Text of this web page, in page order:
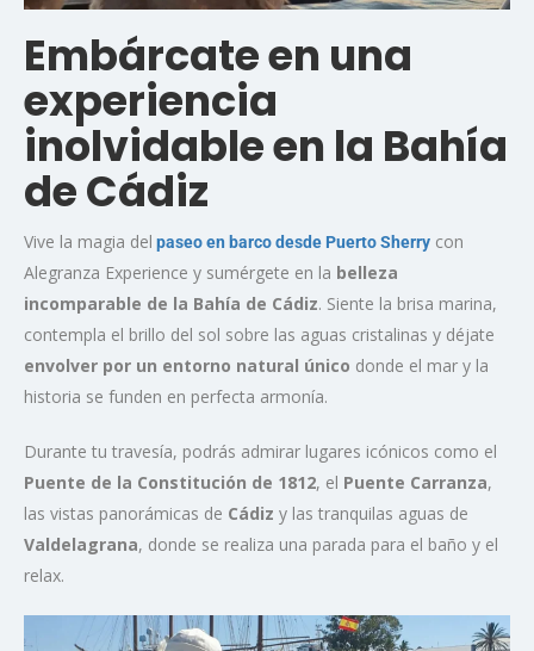
Embárcate en una
experiencia
inolvidable en la Bahía
de Cádiz
Vive la magia del paseo en barco desde Puerto Sherry con
Alegranza Experience y sumérgete en la belleza
incomparable de la Bahía de Cádiz. Siente la brisa marina,
contempla el brillo del sol sobre las aguas cristalinas y déjate
envolver por un entorno natural único donde el mar y la
historia se funden en perfecta armonía.
Durante tu travesía, podrás admirar lugares icónicos como el
Puente de la Constitución de 1812, el Puente Carranza,
las vistas panorámicas de Cádiz y las tranquilas aguas de
Valdelagrana, donde se realiza una parada para el baño y el
relax.